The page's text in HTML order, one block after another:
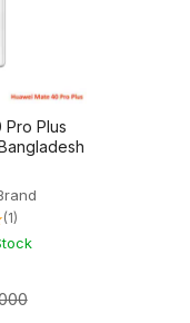
Pro Plus
(1)